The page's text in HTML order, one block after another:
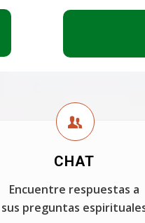
CHAT
Encuentre respuestas a
sus preguntas